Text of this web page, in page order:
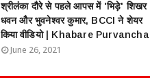
श्रीलंका दौरे से पहले आपस में 'भिड़े' शिखर
धवन और भुवनेश्वर कुमार, BCCI ने शेयर
किया वीडियो | Khabare Purvanchal
June 26, 2021